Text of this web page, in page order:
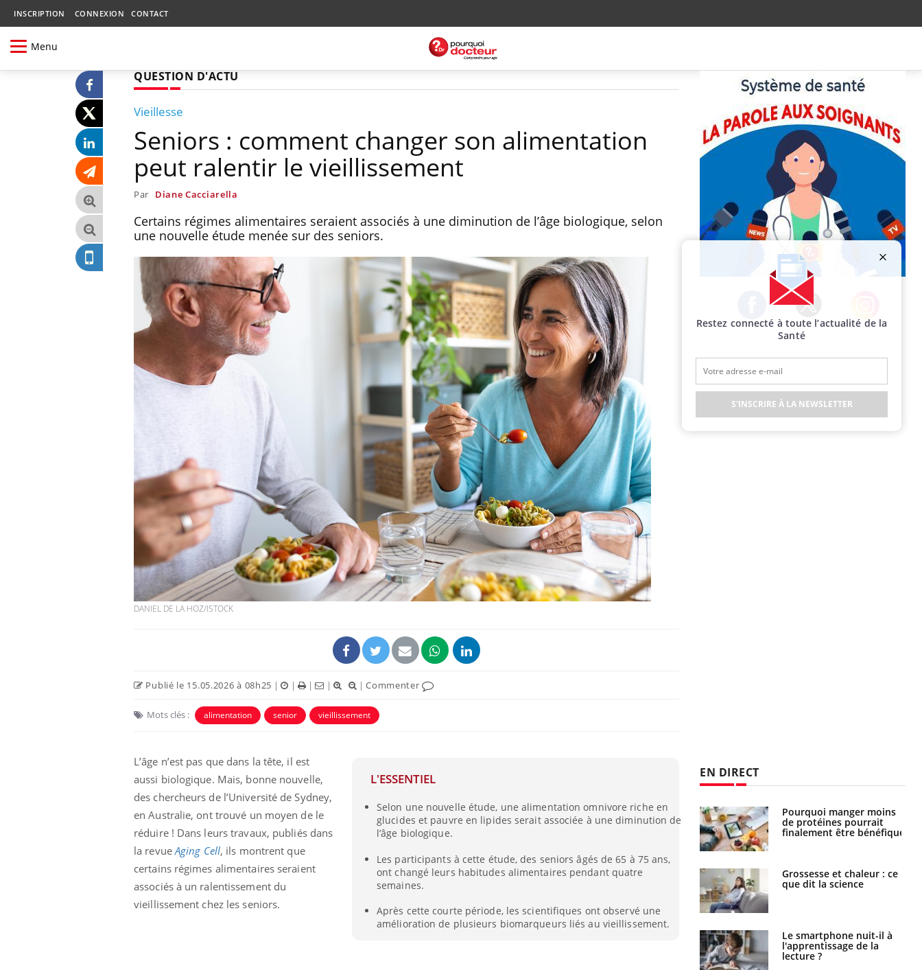
INSCRIPTION CONNEXION CONTACT
Menu
QUESTION D'ACTU
Vieillesse
Seniors : comment changer son alimentation
peut ralentir le vieillissement
Par Diane Cacciarella
Certains régimes alimentaires seraient associés à une diminution de l’âge biologique, selon
une nouvelle étude menée sur des seniors.
DANIEL DE LA HOZ/ISTOCK
Publié le 15.05.2026 à 08h25 | | | | |Commenter
Mots clés : alimentation senior vieillissement
L'ESSENTIEL
Selon une nouvelle étude, une alimentation omnivore riche en
glucides et pauvre en lipides serait associée à une diminution de
l’âge biologique.
Les participants à cette étude, des seniors âgés de 65 à 75 ans,
ont changé leurs habitudes alimentaires pendant quatre
semaines.
Après cette courte période, les scientifiques ont observé une
amélioration de plusieurs biomarqueurs liés au vieillissement.
L’âge n’est pas que dans la tête, il est
aussi biologique. Mais, bonne nouvelle,
des chercheurs de l’Université de Sydney,
en Australie, ont trouvé un moyen de le
réduire ! Dans leurs travaux, publiés dans
la revueAging Cell, ils montrent que
certains régimes alimentaires seraient
associés à un ralentissement du
vieillissement chez les seniors.
Facebook Twitter Instagram
EN DIRECT
Cytomégalovirus : ce qui
change dans la prise en
charge des femmes
La sieste empêche-t-elle
de dormir la nuit ?
Pourquoi votre ventre
gâche-t-il les premiers
jours de vos vacances ?
Fortes chaleurs :
pourquoi le risque de
Pourquoi manger moins
de protéines pourrait
Grossesse et chaleur : ce
Mordue par une tique en
vacances, elle reste dans
le coma pendant 42 jours
Mordue par un
barracuda, une petite fille
secourue grâce à un
Légionellose en Suisse :
quelle est l’origine de la
contamination ?
Restez connecté à toute l’actualité de la
Santé
S'INSCRIRE À LA NEWSLETTER